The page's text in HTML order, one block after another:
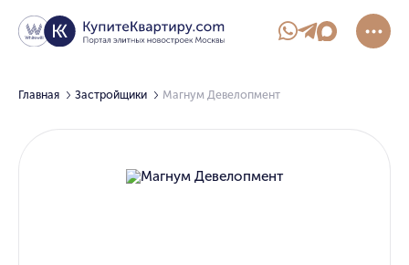
Главная Застройщики Магнум Девелопмент